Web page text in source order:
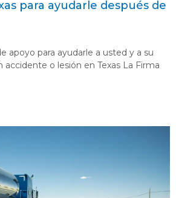
para ayudarle después de
apoyo para ayudarle a usted y a su
accidente o lesión en Texas La Firma